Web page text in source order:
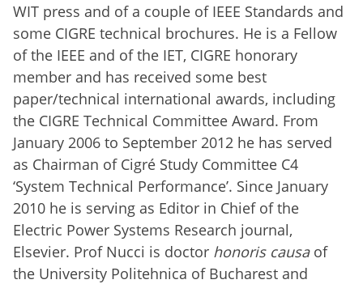
WIT press and of a couple of IEEE Standards and
some CIGRE technical brochures. He is a Fellow
of the IEEE and of the IET, CIGRE honorary
member and has received some best
paper/technical international awards, including
the CIGRE Technical Committee Award. From
January 2006 to September 2012 he has served
as Chairman of Cigré Study Committee C4
‘System Technical Performance’. Since January
2010 he is serving as Editor in Chief of the
Electric Power Systems Research journal,
Elsevier. Prof Nucci is doctor honoris causaof
the University Politehnica of Bucharest and